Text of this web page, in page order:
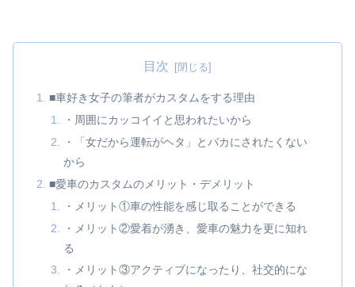
目次
■車好き女子の筆者がカスタムをする理由
・周囲にカッコイイと思われたいから
・「女だから運転がヘタ」とバカにされたくない
から
■愛車のカスタムのメリット・デメリット
・メリット①車の性能を感じ取ることができる
・メリット②愛着が湧き、愛車の魅力を更に知れ
る
・メリット③アクティブになったり、社交的にな